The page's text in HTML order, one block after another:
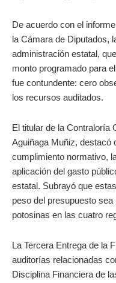
De acuerdo con el
la Cámara de Diputados,
administración estatal,
monto programado para
fue contundente: cero
los recursos auditados.
El titular de la Contraloría
Aguiñaga Muñiz, destacó
cumplimiento normativo,
aplicación del gasto
estatal. Subrayó que
peso del presupuesto
potosinas en las cuatro
La Tercera Entrega de la
auditorías relacionadas
Disciplina Financiera de